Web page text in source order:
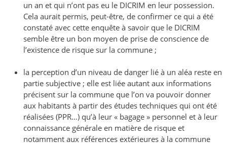
un an et qui n’ont pas eu le DICRIM en leur possession.
Cela aurait permis, peut-être, de confirmer ce qui a été
constaté avec cette enquête à savoir que le DICRIM
semble être un bon moyen de prise de conscience de
l’existence de risque sur la commune ;
la perception d’un niveau de danger lié à un aléa reste en
partie subjective ; elle est liée autant aux informations
précisent sur la commune que l’on va pouvoir donner
aux habitants à partir des études techniques qui ont été
réalisées (PPR…) qu’à leur « bagage » personnel et à leur
connaissance générale en matière de risque et
notamment aux références extérieures à la commune